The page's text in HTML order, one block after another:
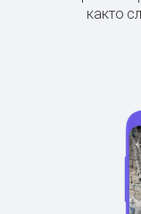
както